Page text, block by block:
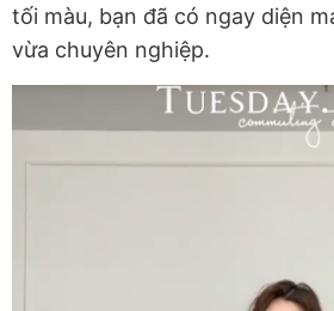
tối màu, bạn đã có ngay diện
vừa chuyên nghiệp.